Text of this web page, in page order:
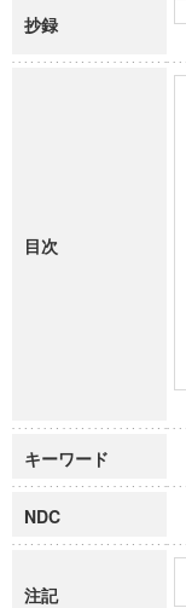
抄録
目次
キーワード
NDC
注記